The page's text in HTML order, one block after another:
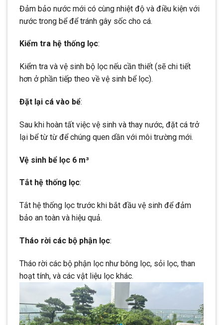
Đảm bảo nước mới có cùng nhiệt độ và điều kiện với
nước trong bể để tránh gây sốc cho cá.
Kiểm tra hệ thống lọc:
Kiểm tra và vệ sinh bộ lọc nếu cần thiết (sẽ chi tiết
hơn ở phần tiếp theo về vệ sinh bể lọc).
Đặt lại cá vào bể:
Sau khi hoàn tất việc vệ sinh và thay nước, đặt cá trở
lại bể từ từ để chúng quen dần với môi trường mới.
Vệ sinh bể lọc 6 m³
Tắt hệ thống lọc:
Tắt hệ thống lọc trước khi bắt đầu vệ sinh để đảm
bảo an toàn và hiệu quả.
Tháo rời các bộ phận lọc:
Tháo rời các bộ phận lọc như bông lọc, sỏi lọc, than
hoạt tính, và các vật liệu lọc khác.